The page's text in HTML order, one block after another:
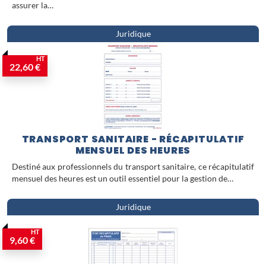
assurer la…
Juridique
22,60 €
HT
TRANSPORT SANITAIRE - RÉCAPITULATIF
MENSUEL DES HEURES
Destiné aux professionnels du transport sanitaire, ce récapitulatif
mensuel des heures est un outil essentiel pour la gestion de…
Juridique
9,60 €
HT